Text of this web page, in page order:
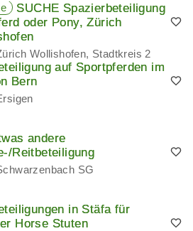
SUCHE Spazierbeteiligung
oder Pony, Zürich
Wollishofen, Stadtkreis 2
auf Sportpferden im
Bern
andere
Reitbeteiligung
SG
in Stäfa für
Horse Stuten